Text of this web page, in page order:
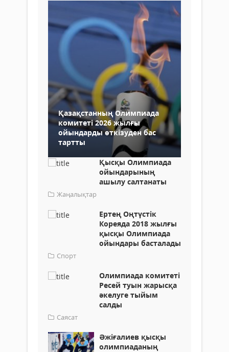
Қазақстанның Олимпиада
комитеті 2026 жылғы
ойындарды өткізуден бас
тартты
Қысқы Олимпиада
ойындарының
ашылу салтанаты
Жаңалықтар
Ертең Оңтүстік
Кореяда 2018 жылғы
қысқы Олимпиада
ойындары басталады
Спорт
Олимпиада комитеті
Ресей туын жарысқа
әкелуге тыйым
салды
Саясат
Әжіғалиев қысқы
олимпиаданың